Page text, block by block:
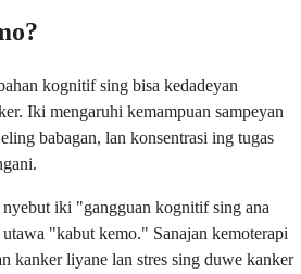
kognitif sing bisa kedadeyan
Iki mengaruhi kemampuan sampeyan
babagan, lan konsentrasi ing tugas
nyebut iki "gangguan kognitif sing ana
"kabut kemo." Sanajan kemoterapi
kanker liyane lan stres sing duwe kanker